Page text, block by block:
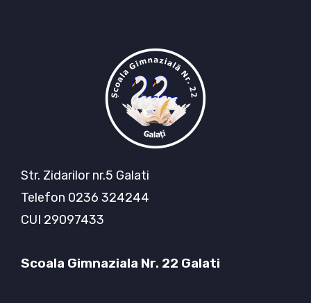
Str. Zidarilor nr.5 Galati
Telefon 0236 324244
CUI 29097433
Scoala Gimnaziala Nr. 22 Galati